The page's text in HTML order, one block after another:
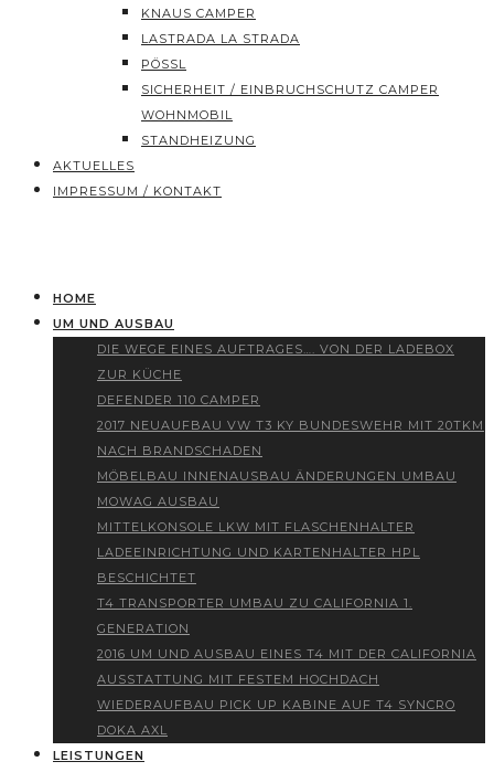
KNAUS CAMPER
LASTRADA LA STRADA
PÖSSL
SICHERHEIT / EINBRUCHSCHUTZ CAMPER
WOHNMOBIL
STANDHEIZUNG
AKTUELLES
IMPRESSUM / KONTAKT
HOME
UM UND AUSBAU
DIE WEGE EINES AUFTRAGES…. VON DER LADEBOX
ZUR KÜCHE
DEFENDER 110 CAMPER
2017 NEUAUFBAU VW T3 KY BUNDESWEHR MIT 20TKM
NACH BRANDSCHADEN
MÖBELBAU INNENAUSBAU ÄNDERUNGEN UMBAU
MOWAG AUSBAU
MITTELKONSOLE LKW MIT FLASCHENHALTER
LADEEINRICHTUNG UND KARTENHALTER HPL
BESCHICHTET
T4 TRANSPORTER UMBAU ZU CALIFORNIA 1.
GENERATION
2016 UM UND AUSBAU EINES T4 MIT DER CALIFORNIA
AUSSTATTUNG MIT FESTEM HOCHDACH
WIEDERAUFBAU PICK UP KABINE AUF T4 SYNCRO
DOKA AXL
LEISTUNGEN